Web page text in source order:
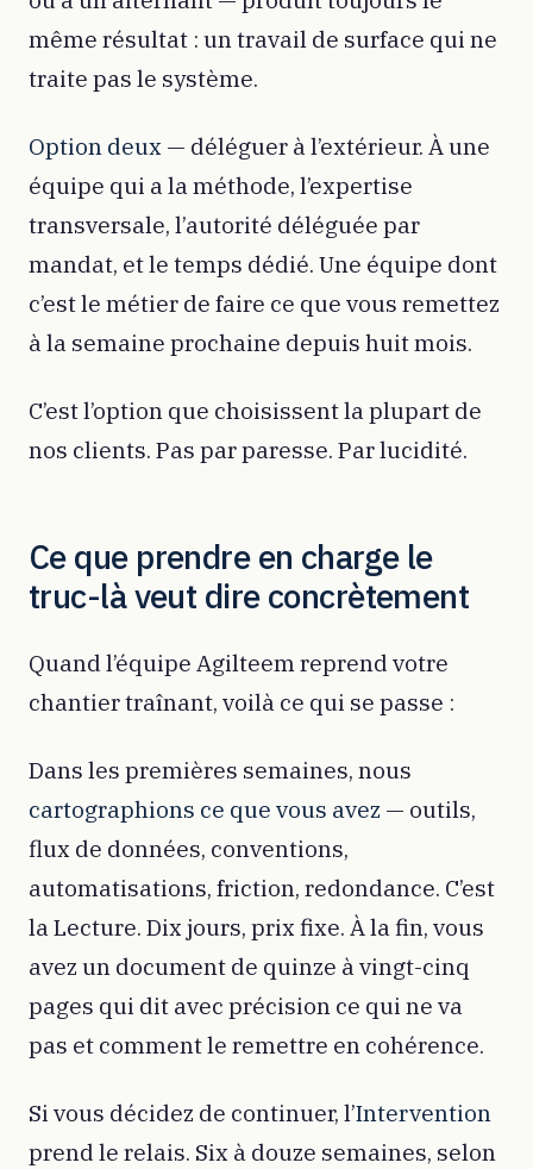
même résultat : un travail de surface qui ne
traite pas le système.
Option deux — déléguer à l’extérieur. À une
équipe qui a la méthode, l’expertise
transversale, l’autorité déléguée par
mandat, et le temps dédié. Une équipe dont
c’est le métier de faire ce que vous remettez
à la semaine prochaine depuis huit mois.
C’est l’option que choisissent la plupart de
nos clients. Pas par paresse. Par lucidité.
Ce que prendre en charge le
truc-là veut dire concrètement
Quand l’équipe Agilteem reprend votre
chantier traînant, voilà ce qui se passe :
Dans les premières semaines, nous
cartographions ce que vous avez — outils,
flux de données, conventions,
automatisations, friction, redondance. C’est
la Lecture. Dix jours, prix fixe. À la fin, vous
avez un document de quinze à vingt-cinq
pages qui dit avec précision ce qui ne va
pas et comment le remettre en cohérence.
Si vous décidez de continuer, l’Intervention
prend le relais. Six à douze semaines, selon